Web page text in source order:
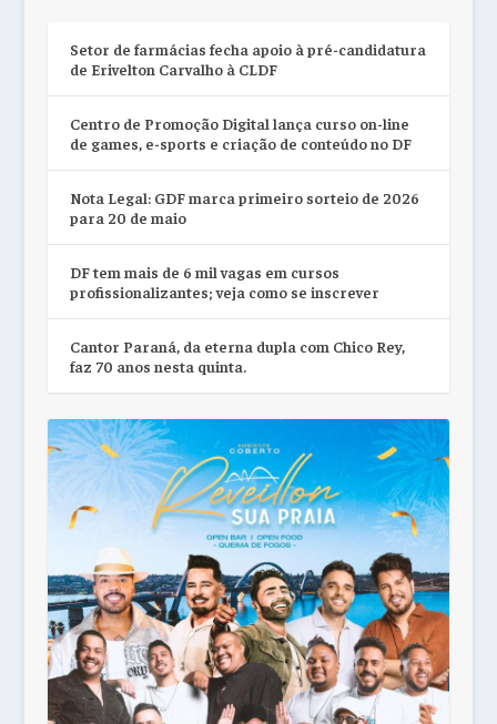
Setor de farmácias fecha apoio à pré-candidatura
de Erivelton Carvalho à CLDF
Centro de Promoção Digital lança curso on-line
de games, e-sports e criação de conteúdo no DF
Nota Legal: GDF marca primeiro sorteio de 2026
para 20 de maio
DF tem mais de 6 mil vagas em cursos
profissionalizantes; veja como se inscrever
Cantor Paraná, da eterna dupla com Chico Rey,
faz 70 anos nesta quinta.